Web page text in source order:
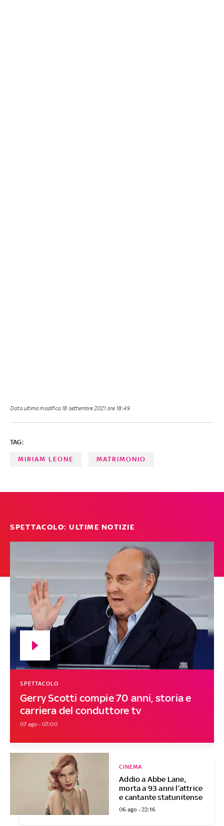
Data ultima modifica 18 settembre 2021 ore 18:49
TAG:
MIRIAM LEONE MATRIMONIO
SPETTACOLO: ULTIME NOTIZIE
Gerry Scotti compie 70 anni, storia e
carriera del conduttore tv
SPETTACOLO
07 ago - 07:00
Addio a Abbe Lane,
morta a 93 anni l’attrice
e cantante statunitense
CINEMA
06 ago - 22:16